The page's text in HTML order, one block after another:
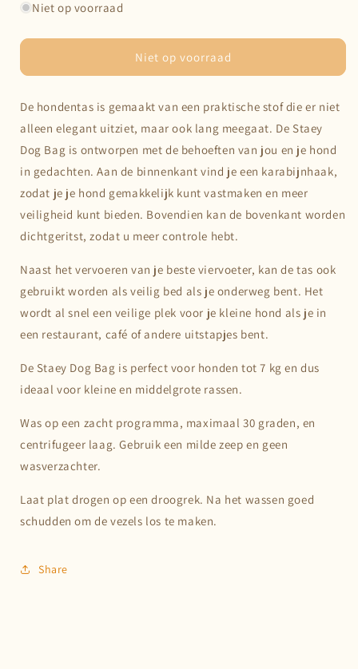
voor
-
Cara
voor
-
Cara
Niet op voorraad
Niet op voorraad
De hondentas is gemaakt van een praktische stof die er niet
alleen elegant uitziet, maar ook lang meegaat. De Staey
Dog Bag is ontworpen met de behoeften van jou en je hond
in gedachten. Aan de binnenkant vind je een karabijnhaak,
zodat je je hond gemakkelijk kunt vastmaken en meer
veiligheid kunt bieden. Bovendien kan de bovenkant worden
dichtgeritst, zodat u meer controle hebt.
Naast het vervoeren van je beste viervoeter, kan de tas ook
gebruikt worden als veilig bed als je onderweg bent. Het
wordt al snel een veilige plek voor je kleine hond als je in
een restaurant, café of andere uitstapjes bent.
De Staey Dog Bag is perfect voor honden tot 7 kg en dus
ideaal voor kleine en middelgrote rassen.
Was op een zacht programma, maximaal 30 graden, en
centrifugeer laag. Gebruik een milde zeep en geen
wasverzachter.
Laat plat drogen op een droogrek. Na het wassen goed
schudden om de vezels los te maken.
Share